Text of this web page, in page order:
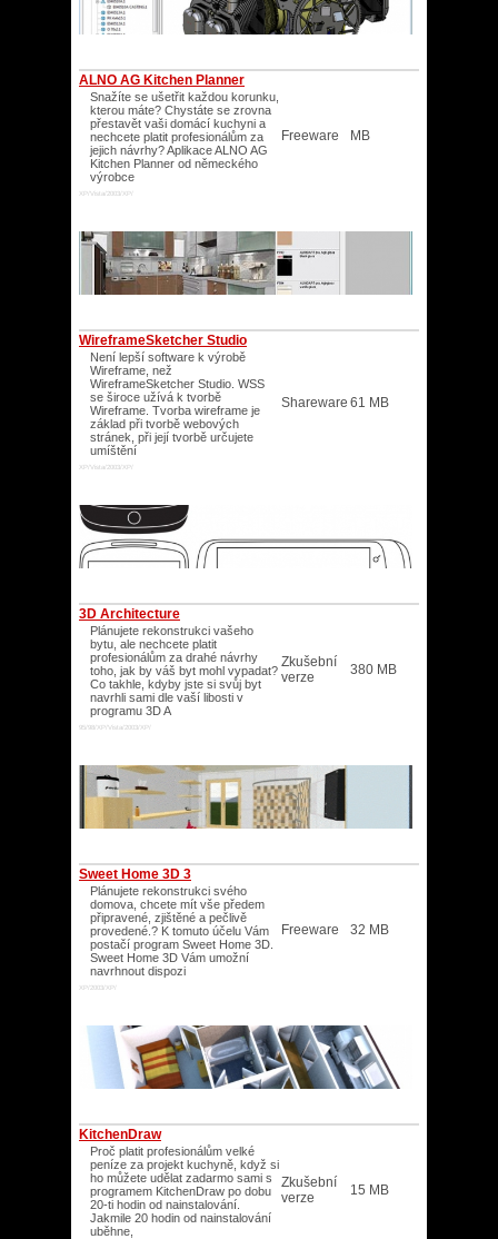
ALNO AG Kitchen Planner
Snažíte se ušetřit každou korunku,
kterou máte? Chystáte se zrovna
přestavět vaši domácí kuchyni a
nechcete platit profesionálům za
jejich návrhy? Aplikace ALNO AG
Kitchen Planner od německého
výrobce
XP/Vista/2003/XP/
Freeware MB
WireframeSketcher Studio
Není lepší software k výrobě
Wireframe, než
WireframeSketcher Studio. WSS
se široce užívá k tvorbě
Wireframe. Tvorba wireframe je
základ při tvorbě webových
stránek, při její tvorbě určujete
umíštění
XP/Vista/2003/XP/
Shareware 61 MB
3D Architecture
Plánujete rekonstrukci vašeho
bytu, ale nechcete platit
profesionálům za drahé návrhy
toho, jak by váš byt mohl vypadat?
Co takhle, kdyby jste si svůj byt
navrhli sami dle vaší libosti v
programu 3D A
95/98/XP/Vista/2003/XP/
Zkušební
verze
380 MB
Sweet Home 3D 3
Plánujete rekonstrukci svého
domova, chcete mít vše předem
připravené, zjištěné a pečlivě
provedené.? K tomuto účelu Vám
postačí program Sweet Home 3D.
Sweet Home 3D Vám umožní
navrhnout dispozi
XP/2003/XP/
Freeware 32 MB
KitchenDraw
Proč platit profesionálům velké
peníze za projekt kuchyně, když si
ho můžete udělat zadarmo sami s
programem KitchenDraw po dobu
20-ti hodin od nainstalování.
Jakmile 20 hodin od nainstalování
uběhne,
Zkušební
verze
15 MB